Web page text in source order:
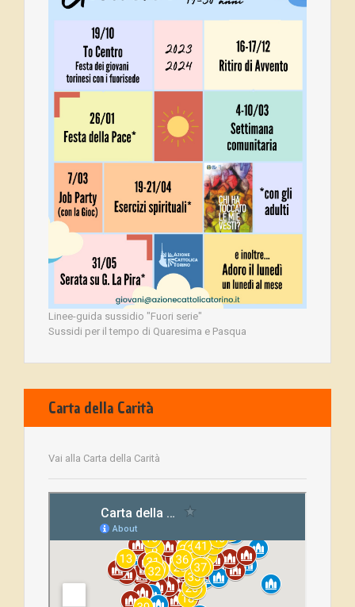
Linee-guida sussidio "Fuori serie"
Sussidi per il tempo di Quaresima e Pasqua
Carta della Carità
Vai alla Carta della Carità